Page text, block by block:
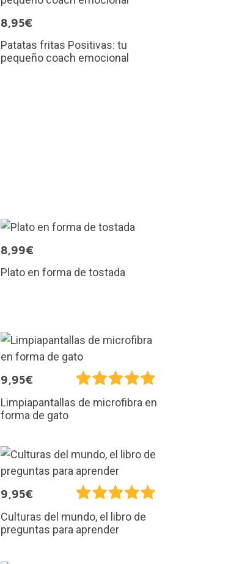
8,95€
Patatas fritas Positivas: tu
pequeño coach emocional
8,99€
Plato en forma de tostada
9,95€
Limpiapantallas de microfibra en
forma de gato
9,95€
Culturas del mundo, el libro de
preguntas para aprender